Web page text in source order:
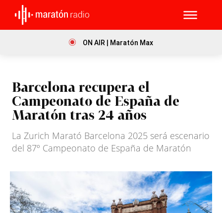
ON AIR | Maratón Max
Barcelona recupera el
Campeonato de España de
Maratón tras 24 años
La Zurich Marató Barcelona 2025 será escenario
del 87º Campeonato de España de Maratón